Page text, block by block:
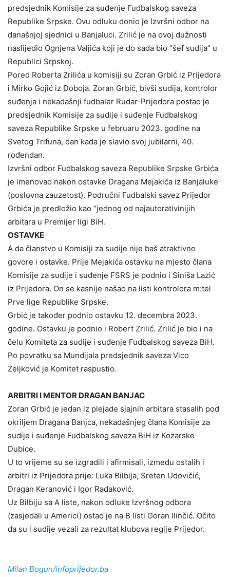
predsjednik Komisije za suđenje Fudbalskog saveza
Republike Srpske. Ovu odluku donio je Izvršni odbor na
današnjoj sjednici u Banjaluci. Zrilić je na ovoj dužnosti
naslijedio Ognjena Valjića koji je do sada bio “šef sudija” u
Republici Srpskoj.
Pored Roberta Zrilića u komisiji su Zoran Grbić iz Prijedora
i Mirko Gojić iz Doboja. Zoran Grbić, bivši sudija, kontrolor
suđenja i nekadašnji fudbaler Rudar-Prijedora postao je
predsjednik Komisije za sudije i suđenje Fudbalskog
saveza Republike Srpske u februaru 2023. godine na
Svetog Trifuna, dan kada je slavio svoj jubilarni, 40.
rođendan.
Izvršni odbor Fudbalskog saveza Republike Srpske Grbića
je imenovao nakon ostavke Dragana Mejakića iz Banjaluke
(poslovna zauzetost). Područni Fudbalski savez Prijedor
Grbića je predložio kao “jednog od najautorativinijih
arbitara u Premijer ligi BiH.
OSTAVKE
A da članstvo u Komisiji za sudije nije baš atraktivno
govore i ostavke. Prije Mejakića ostavku na mjesto člana
Komisije za sudije i suđenje FSRS je podnio i Siniša Lazić
iz Prijedora. On se kasnije našao na listi kontrolora m:tel
Prve lige Republike Srpske.
Grbić je također podnio ostavku 12. decembra 2023.
godine. Ostavku je podnio i Robert Zrilić. Zrilić je bio i na
čelu Komiteta za sudije i suđenje Fudbalskog saveza BiH.
Po povratku sa Mundijala predsjednik saveza Vico
Zeljković je Komitet raspustio.
ARBITRI I MENTOR DRAGAN BANJAC
Zoran Grbić je jedan iz plejade sjajnih arbitara stasalih pod
okriljem Dragana Banjca, nekadašnjeg člana Komisije za
sudije i suđenje Fudbalskog saveza BiH iz Kozarske
Dubice.
U to vrijeme su se izgradili i afirmisali, između ostalih i
arbitri iz Prijedora prije: Luka Bilbija, Sreten Udovičić,
Dragan Keranović i Igor Radaković.
Uz Bilbiju sa A liste, nakon odluke Izvršnog odbora
(zasjedali u Americi) ostao je na B listi Goran Ilinčić. Očito
da su i sudije vezali za rezultat klubova regije Prijedor.
Milan Bogun/infoprijedor.ba